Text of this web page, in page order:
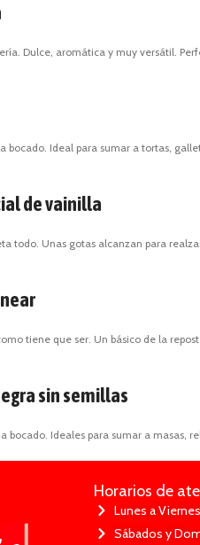
Dulce, aromática y muy versátil.
bocado. Ideal para sumar a tortas,
de vainilla
todo. Unas gotas alcanzan para
tiene que ser. Un básico de la
sin semillas
bocado. Ideales para sumar a masas,
Horarios de
Lunes a
Sábados y